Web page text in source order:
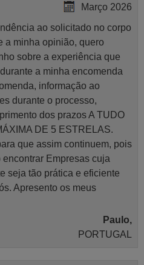
Março 2026
ao solicitado no corpo
a minha opinião, quero
sobre a experiência que
a minha encomenda
informação ao
durante o processo,
dos prazos A TUDO
DE 5 ESTRELAS.
que assim continuem, pois
Empresas cuja
seja tão prática e eficiente
Apresento os meus
Paulo,
PORTUGAL